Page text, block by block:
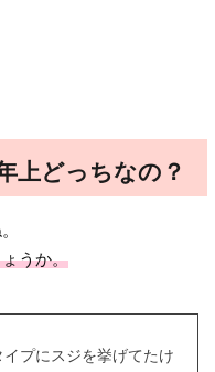
上どっちなの？
うか。
プにスジを挙げてたけ